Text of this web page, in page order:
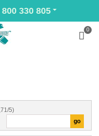
800 330 805
0
/5)